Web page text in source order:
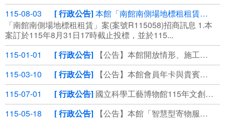
115-08-03
行政公告 本館「南館南側場地標租租賃」案(案號R115058)第3次公告，⾃115年8月3日起公開領標
「南館南側場地標租租賃」案(案號R115058)招商訊息 1.本
案訂於115年8⽉31⽇17時截⽌投標，並於115...
115-01-01
行政公告
【公告】本館開放情形、施工管制通報
115-03-10
行政公告
【公告】本館會員年卡與貴賓券使用期限延長說明
115-07-01
行政公告 國立科學工藝博物館115年文創商品徵選
115-05-18
行政公告
【公告】本館「智慧型寄物服務」說明